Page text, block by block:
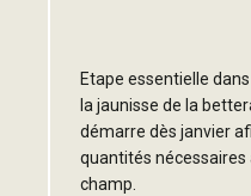
Etape essentielle
la jaunisse de la
démarre dès janvier
quantités nécessaires
champ.